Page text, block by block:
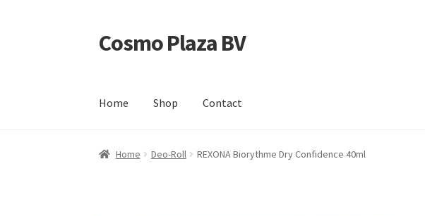
Ga
door
Ga
direct
inhoud
Cosmo Plaza BV
Home Shop Contact
Home Afrekenen ContactMijn account Shop test Winkelmand
Home Deo-Roll REXONA Biorythme Dry Confidence 40ml